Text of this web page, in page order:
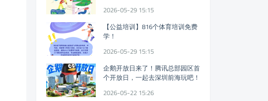
2026-05-29 15:15
【公益培训】816个体育培训免费
学！
2026-05-29 15:15
企鹅开放日来了！腾讯总部园区首
个开放日，一起去深圳前海玩吧！
2026-05-22 15:26